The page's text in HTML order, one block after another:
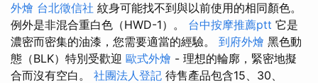
外燴 台北徵信社 紋身可能找不到與以前使用的相同顏色。
例外是非混合重白色（HWD-1）。 台中按摩推薦ptt 它是
濃密而密集的油漆，您需要適當的經驗。 到府外燴 黑色動
態（BLK）特別受歡迎 歐式外燴 - 理想的輪廓，緊密地擬
合而沒有空白。 社團法人登記 待售產品包含15、30、